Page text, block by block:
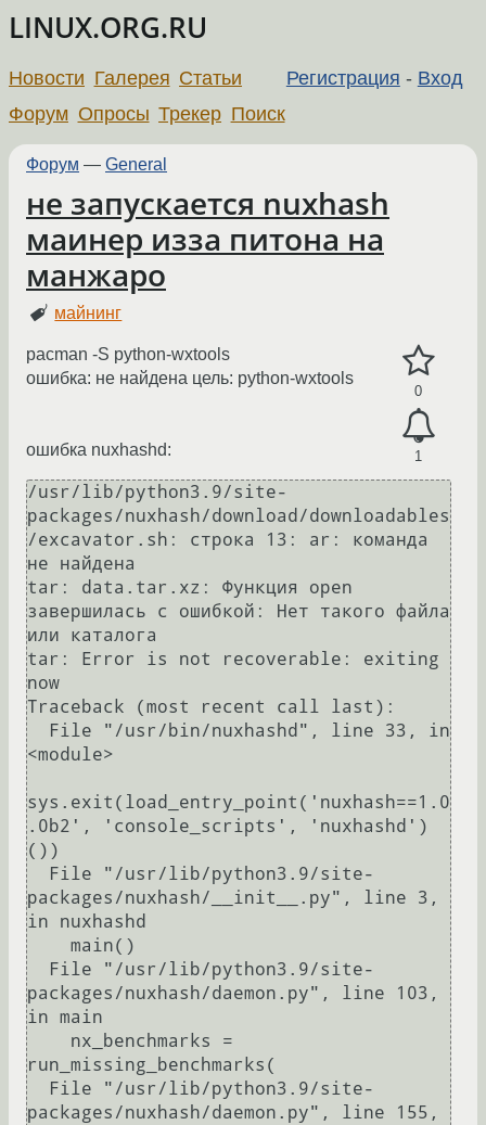
LINUX.ORG.RU
Регистрация - Вход
Новости Галерея Статьи
Форум Опросы Трекер Поиск
Форум — General
не запускается nuxhash
маинер изза питона на
манжаро
майнинг
0
1
pacman -S python-wxtools
ошибка: не найдена цель: python-wxtools
ошибка nuxhashd:
/usr/lib/python3.9/site-
packages/nuxhash/download/downloadables
/excavator.sh: строка 13: ar: команда
не найдена
tar: data.tar.xz: Функция open
завершилась с ошибкой: Нет такого файла
или каталога
tar: Error is not recoverable: exiting
now
Traceback (most recent call last):
<module>
sys.exit(load_entry_point('nuxhash==1.0
.0b2', 'console_scripts', 'nuxhashd')
())
packages/nuxhash/__init__.py", line 3,
in nuxhashd
packages/nuxhash/daemon.py", line 103,
in main
run_missing_benchmarks(
packages/nuxhash/daemon.py", line 155,